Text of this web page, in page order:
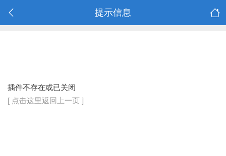
提示信息
插件不存在或已关闭
[ 点击这里返回上一页 ]